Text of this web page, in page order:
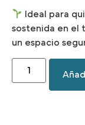
Ideal para
sostenida en el
un espacio